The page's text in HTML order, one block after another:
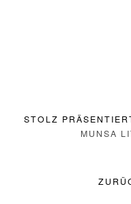
STOLZ
MUNSA